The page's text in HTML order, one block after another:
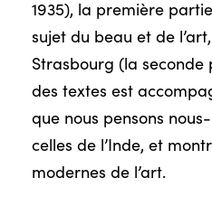
1935), la première
sujet du beau et de
Strasbourg (la seconde
des textes est
que nous pensons
celles de l’Inde, et
modernes de l’art.